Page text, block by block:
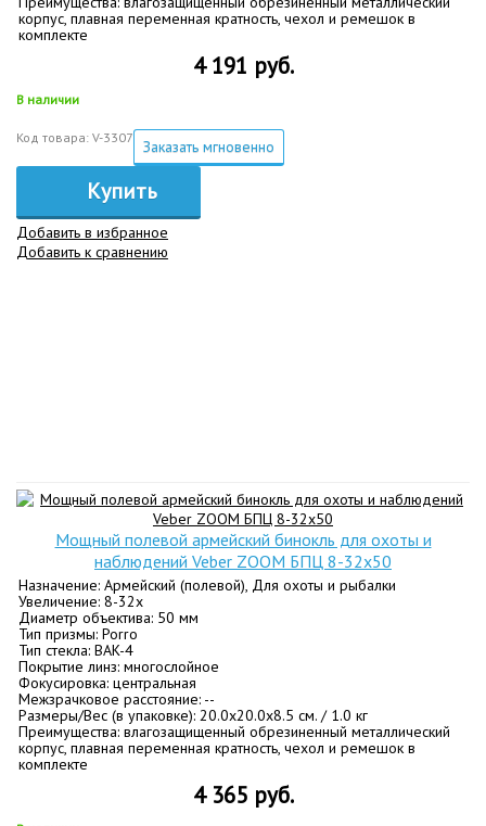
корпус, плавная переменная кратность, чехол и ремешок в
комплекте
4 191 руб.
В наличии
Код товара: V-3307 Заказать мгновенно
Купить
Добавить в избранное
Добавить к сравнению
Мощный полевой армейский бинокль для охоты и
наблюдений Veber ZOOM БПЦ 8-32x50
Назначение: Армейский (полевой), Для охоты и рыбалки
Увеличение: 8-32х
Диаметр объектива: 50 мм
Тип призмы: Porro
Тип стекла: BАK-4
Покрытие линз: многослойное
Фокусировка: центральная
Межзрачковое расстояние: --
Размеры/Вес (в упаковке): 20.0x20.0x8.5 см. / 1.0 кг
Преимущества: влагозащищенный обрезиненный металлический
корпус, плавная переменная кратность, чехол и ремешок в
комплекте
4 365 руб.